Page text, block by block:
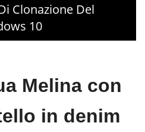
Clonazione Del
10
Melina con
in denim